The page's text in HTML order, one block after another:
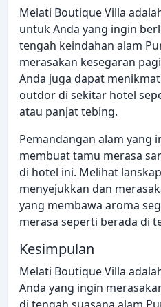
Melati Boutique Villa
untuk Anda yang ingin
tengah keindahan alam
merasakan kesegaran
Anda juga dapat
outdor di sekitar hotel
atau panjat tebing.
Pemandangan alam yang
membuat tamu merasa
di hotel ini. Melihat
menyejukkan dan
yang membawa aroma
merasa seperti berada di
Kesimpulan
Melati Boutique Villa
Anda yang ingin